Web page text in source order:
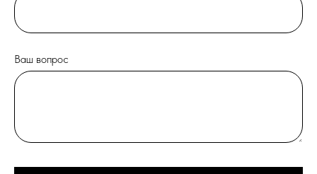
Ваш вопрос